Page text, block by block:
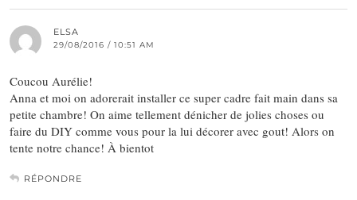
ELSA
29/08/2016 / 10:51 AM
Coucou Aurélie!
Anna et moi on adorerait installer ce super cadre fait main dans sa
petite chambre! On aime tellement dénicher de jolies choses ou
faire du DIY comme vous pour la lui décorer avec gout! Alors on
tente notre chance! À bientot
RÉPONDRE